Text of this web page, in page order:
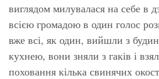
виглядом милувалася на себе в
всією громадою в один голос
вже всі, як один, вийшли з
кухнею, вони зняли з гаків і
поховання кілька свинячих